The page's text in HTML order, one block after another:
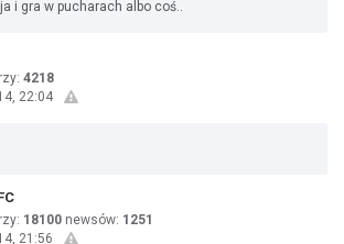
i gra w pucharach albo coś..
4218
22:04
18100 newsów: 1251
21:56